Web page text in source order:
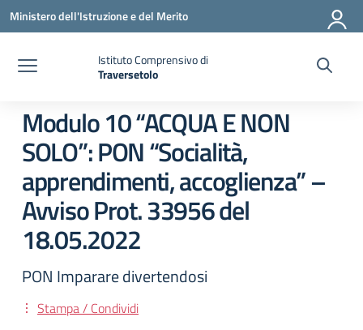
Vai ai contenuti
Vai al menu di navigazione
Vai al footer
Ministero dell'Istruzione e del Merito
Istituto Comprensivo di
Traversetolo
Modulo 10 “ACQUA E NON
SOLO”: PON “Socialità,
apprendimenti, accoglienza” –
Avviso Prot. 33956 del
18.05.2022
PON Imparare divertendosi
Stampa / Condividi